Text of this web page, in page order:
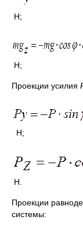
Н;
Н;
Проекции усилия
Н;
Н.
Проекции
системы: